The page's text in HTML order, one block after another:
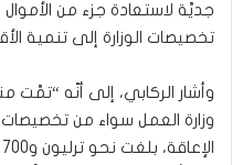
جديَّة لاستعادة جزء من
تخصيصات الوزارة إلى تنمية
وأشار الركابي، إلى أنّه “تمَّت
وزارة العمل سواء من